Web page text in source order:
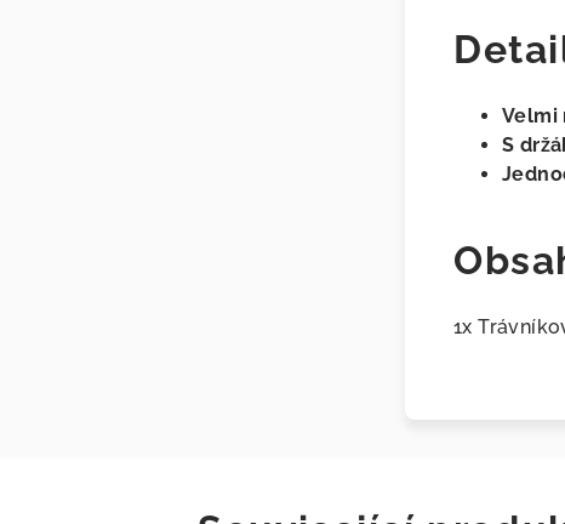
Velmi
S
1x